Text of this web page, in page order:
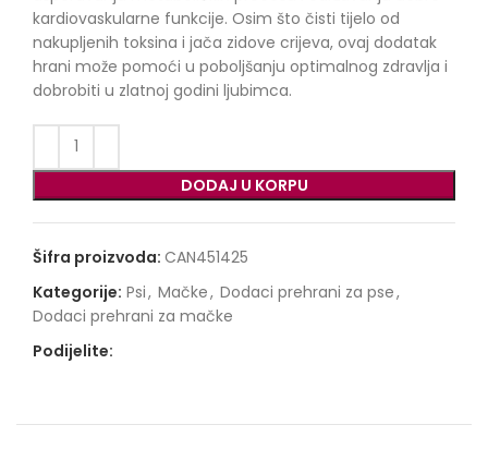
kardiovaskularne funkcije. Osim što čisti tijelo od
nakupljenih toksina i jača zidove crijeva, ovaj dodatak
hrani može pomoći u poboljšanju optimalnog zdravlja i
dobrobiti u zlatnoj godini ljubimca.
DODAJ U KORPU
Šifra proizvoda: CAN451425
Kategorije: Psi, Mačke, Dodaci prehrani za pse,
Dodaci prehrani za mačke
Podijelite: